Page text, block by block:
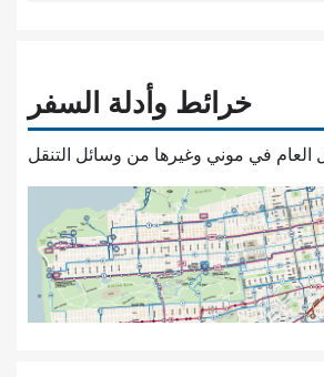
خرائط وأدلة السفر
العام في موني وغيرها من وسائل التنقل